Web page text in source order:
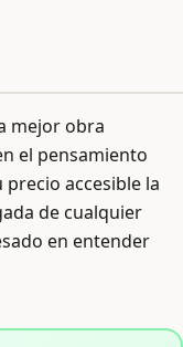
mejor obra
el pensamiento
accesible la
de cualquier
en entender